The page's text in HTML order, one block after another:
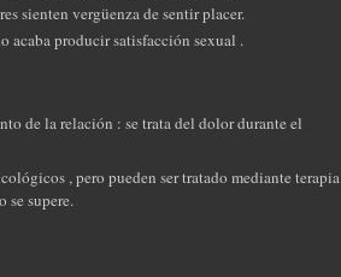
sienten vergüenza de sentir placer.
acaba producir satisfacción sexual .
de la relación : se trata del dolor durante el
, pero pueden ser tratado mediante terapia
se supere.